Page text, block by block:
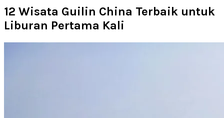
12 Wisata Guilin China Terbaik untuk
Liburan Pertama Kali